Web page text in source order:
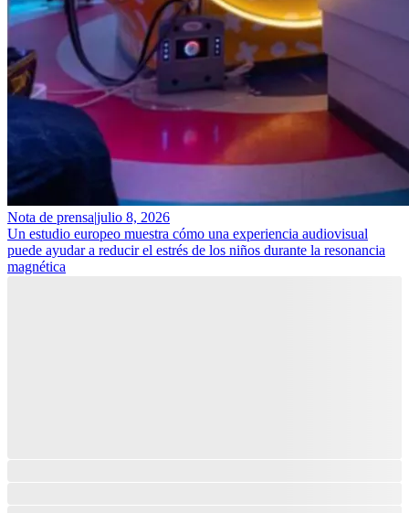
Nota de prensa|julio 8, 2026
Un estudio europeo muestra cómo una experiencia audiovisual
puede ayudar a reducir el estrés de los niños durante la resonancia
magnética